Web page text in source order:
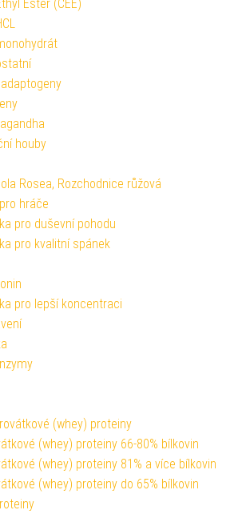
Ester (CEE)
houby
Rosea, Rozchodnice růžová
hráče
pro duševní pohodu
pro kvalitní spánek
pro lepší koncentraci
(whey) proteiny
(whey) proteiny 66-80% bílkovin
(whey) proteiny 81% a více bílkovin
(whey) proteiny do 65% bílkovin